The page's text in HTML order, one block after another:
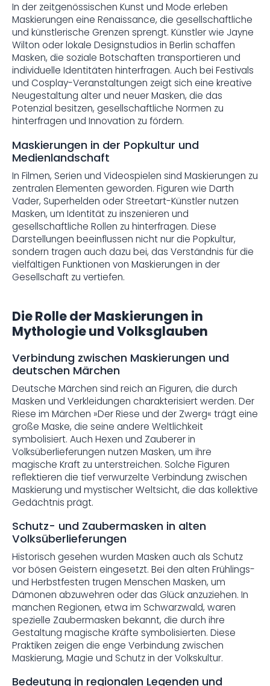
In der zeitgenössischen Kunst und Mode erleben
Maskierungen eine Renaissance, die gesellschaftliche
und künstlerische Grenzen sprengt. Künstler wie Jayne
Wilton oder lokale Designstudios in Berlin schaffen
Masken, die soziale Botschaften transportieren und
individuelle Identitäten hinterfragen. Auch bei Festivals
und Cosplay-Veranstaltungen zeigt sich eine kreative
Neugestaltung alter und neuer Masken, die das
Potenzial besitzen, gesellschaftliche Normen zu
hinterfragen und Innovation zu fördern.
Maskierungen in der Popkultur und
Medienlandschaft
In Filmen, Serien und Videospielen sind Maskierungen zu
zentralen Elementen geworden. Figuren wie Darth
Vader, Superhelden oder Streetart-Künstler nutzen
Masken, um Identität zu inszenieren und
gesellschaftliche Rollen zu hinterfragen. Diese
Darstellungen beeinflussen nicht nur die Popkultur,
sondern tragen auch dazu bei, das Verständnis für die
vielfältigen Funktionen von Maskierungen in der
Gesellschaft zu vertiefen.
Die Rolle der Maskierungen in
Mythologie und Volksglauben
Verbindung zwischen Maskierungen und
deutschen Märchen
Deutsche Märchen sind reich an Figuren, die durch
Masken und Verkleidungen charakterisiert werden. Der
Riese im Märchen »Der Riese und der Zwerg« trägt eine
große Maske, die seine andere Weltlichkeit
symbolisiert. Auch Hexen und Zauberer in
Volksüberlieferungen nutzen Masken, um ihre
magische Kraft zu unterstreichen. Solche Figuren
reflektieren die tief verwurzelte Verbindung zwischen
Maskierung und mystischer Weltsicht, die das kollektive
Gedächtnis prägt.
Schutz- und Zaubermasken in alten
Volksüberlieferungen
Historisch gesehen wurden Masken auch als Schutz
vor bösen Geistern eingesetzt. Bei den alten Frühlings-
und Herbstfesten trugen Menschen Masken, um
Dämonen abzuwehren oder das Glück anzuziehen. In
manchen Regionen, etwa im Schwarzwald, waren
spezielle Zaubermasken bekannt, die durch ihre
Gestaltung magische Kräfte symbolisierten. Diese
Praktiken zeigen die enge Verbindung zwischen
Maskierung, Magie und Schutz in der Volkskultur.
Bedeutung in regionalen Legenden und